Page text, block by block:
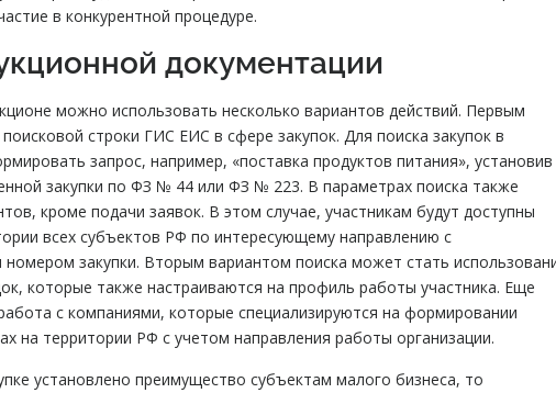
в конкурентной процедуре.
документации
можно использовать несколько вариантов действий. Первым
строки ГИС ЕИС в сфере закупок. Для поиска закупок в
запрос, например, «поставка продуктов питания», установив
закупки по ФЗ № 44 или ФЗ № 223. В параметрах поиска также
кроме подачи заявок. В этом случае, участникам будут доступны
всех субъектов РФ по интересующему направлению с
закупки. Вторым вариантом поиска может стать
которые также настраиваются на профиль работы участника. Еще
с компаниями, которые специализируются на формировании
на территории РФ с учетом направления работы организации.
установлено преимущество субъектам малого бизнеса, то